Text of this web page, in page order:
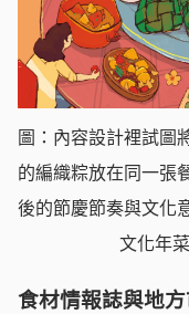
圖：內容設計裡試圖
的編織粽放在同一張
後的節慶節奏與文化
文化年
食材情報誌與地